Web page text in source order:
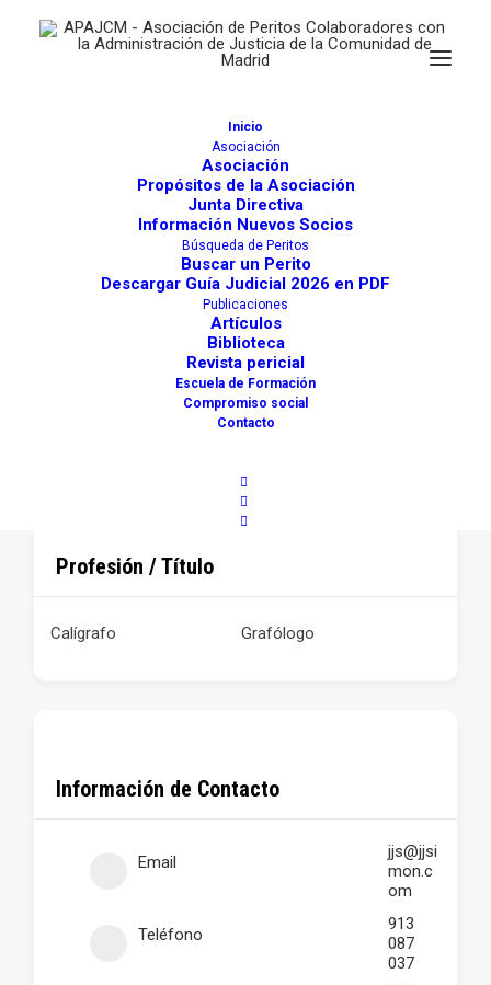
Inicio
Asociación
Asociación
Propósitos de la Asociación
Junta Directiva
Información Nuevos Socios
Búsqueda de Peritos
Buscar un Perito
Descargar Guía Judicial 2026 en PDF
Publicaciones
Artículos
Biblioteca
Revista pericial
Escuela de Formación
Compromiso social
Contacto
JOSÉ JAVIER SIMÓN ALONSO
Calígrafos y Grafólogos. Documentoscopia.
Profesión / Título
Calígrafo Grafólogo
Información de Contacto
Email
jjs@jjsi
mon.c
om
Teléfono
913
087
037